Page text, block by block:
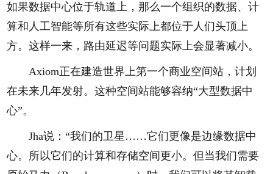
如果数据中心位于轨道上，那么一个组织的数据、计
算和人工智能等所有这些实际上都位于人们头顶上
方。这样一来，路由延迟等问题实际上会显著减小。
Axiom正在建造世界上第一个商业空间站，计划
在未来几年发射。这种空间站能够容纳“大型数据中
心”。
Jha说：“我们的卫星……它们更像是边缘数据中
心。所以它们的计算和存储空间更小。但当我们需要